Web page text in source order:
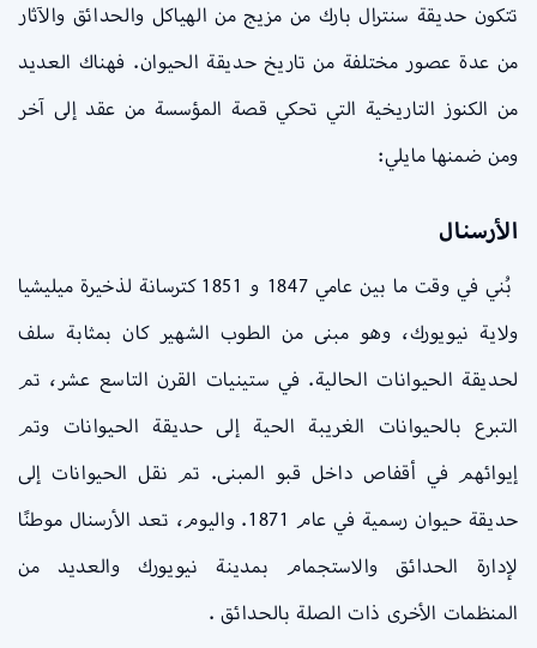
تتكون حديقة سنترال بارك من مزيج من الهياكل والحدائق والآثار
من عدة عصور مختلفة من تاريخ حديقة الحيوان. فهناك العديد
من الكنوز التاريخية التي تحكي قصة المؤسسة من عقد إلى آخر
ومن ضمنها مايلي:
الأرسنال
بُني في وقت ما بين عامي 1847 و 1851 كترسانة لذخيرة ميليشيا
ولاية نيويورك، وهو مبنى من الطوب الشهير كان بمثابة سلف
لحديقة الحيوانات الحالية. في ستينيات القرن التاسع عشر، تم
التبرع بالحيوانات الغريبة الحية إلى حديقة الحيوانات وتم
إيوائهم في أقفاص داخل قبو المبنى. تم نقل الحيوانات إلى
حديقة حيوان رسمية في عام 1871. واليوم، تعد الأرسنال موطنًا
لإدارة الحدائق والاستجمام بمدينة نيويورك والعديد من
المنظمات الأخرى ذات الصلة بالحدائق .